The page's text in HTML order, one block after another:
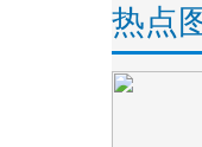
热点